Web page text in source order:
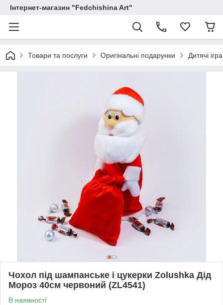
Інтернет-магазин "Fedchishina Art"
Товари та послуги Оригінальні подарунки Дитячі
Чохол під шампанське і цукерки Zolushka Дід
Мороз 40см червоний (ZL4541)
В наявності